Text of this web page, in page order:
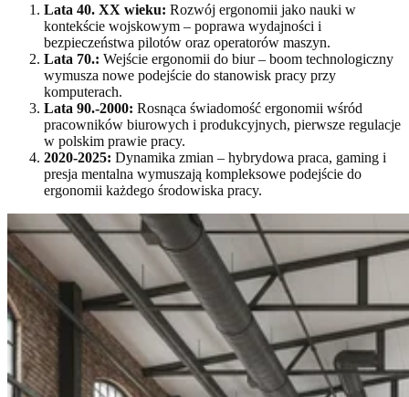
Lata 40. XX wieku: Rozwój ergonomii jako nauki w
kontekście wojskowym – poprawa wydajności i
bezpieczeństwa pilotów oraz operatorów maszyn.
Lata 70.: Wejście ergonomii do biur – boom technologiczny
wymusza nowe podejście do stanowisk pracy przy
komputerach.
Lata 90.-2000: Rosnąca świadomość ergonomii wśród
pracowników biurowych i produkcyjnych, pierwsze regulacje
w polskim prawie pracy.
2020-2025: Dynamika zmian – hybrydowa praca, gaming i
presja mentalna wymuszają kompleksowe podejście do
ergonomii każdego środowiska pracy.